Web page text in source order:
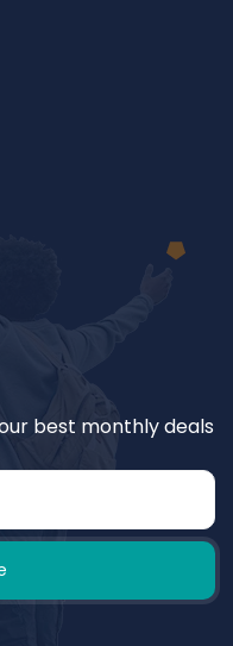
best monthly deals